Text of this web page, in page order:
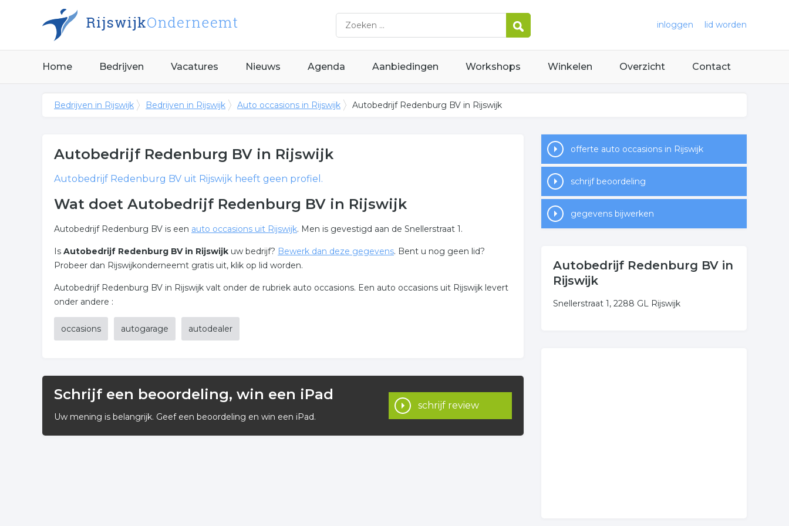
inloggen lid worden
Home Bedrijven Vacatures Nieuws Agenda Aanbiedingen Workshops Winkelen Overzicht Contact
Bedrijven in Rijswijk Bedrijven in Rijswijk Auto occasions in Rijswijk Autobedrijf Redenburg BV in Rijswijk
Autobedrijf Redenburg BV in Rijswijk
Autobedrijf Redenburg BV uit Rijswijk heeft geen profiel.
Wat doet Autobedrijf Redenburg BV in Rijswijk
Autobedrijf Redenburg BV is een auto occasions uit Rijswijk. Men is gevestigd aan de Snellerstraat 1.
Is Autobedrijf Redenburg BV in Rijswijk uw bedrijf? Bewerk dan deze gegevens. Bent u nog geen lid?
Probeer dan Rijswijkonderneemt gratis uit, klik op lid worden.
Autobedrijf Redenburg BV in Rijswijk valt onder de rubriek auto occasions. Een auto occasions uit Rijswijk levert
onder andere :
occasions autogarage autodealer
Schrijf een beoordeling, win een iPad
Uw mening is belangrijk. Geef een beoordeling en win een iPad.
schrijf review
offerte auto occasions in Rijswijk
schrijf beoordeling
gegevens bijwerken
Autobedrijf Redenburg BV in
Rijswijk
Snellerstraat 1, 2288 GL Rijswijk